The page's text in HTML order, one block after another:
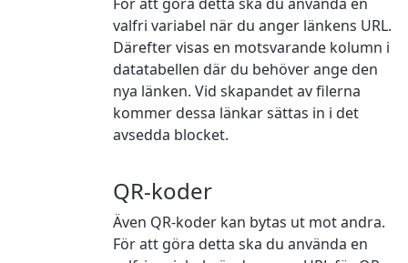
valfri variabel när du anger länkens URL.
Därefter visas en motsvarande kolumn i
datatabellen där du behöver ange den
nya länken. Vid skapandet av filerna
kommer dessa länkar sättas in i det
avsedda blocket.
QR-koder
Även QR-koder kan bytas ut mot andra.
För att göra detta ska du använda en